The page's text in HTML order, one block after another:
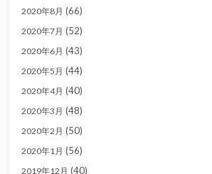
2020年8月 (66)
2020年7月 (52)
2020年6月 (43)
2020年5月 (44)
2020年4月 (40)
2020年3月 (48)
2020年2月 (50)
2020年1月 (56)
2019年12月 (40)